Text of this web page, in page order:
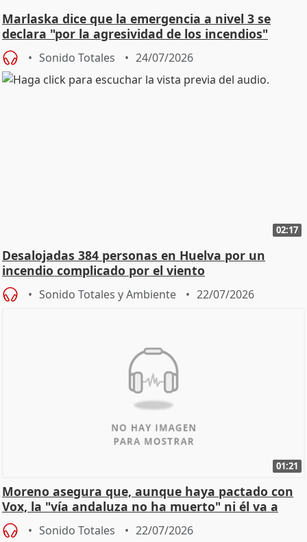
Marlaska dice que la emergencia a nivel 3 se
declara "por la agresividad de los incendios"
Sonido Totales 24/07/2026
02:17
Desalojadas 384 personas en Huelva por un
incendio complicado por el viento
Sonido Totales y Ambiente 22/07/2026
01:21
Moreno asegura que, aunque haya pactado con
Vox, la "vía andaluza no ha muerto" ni él va a
"cambiar"
Sonido Totales 22/07/2026